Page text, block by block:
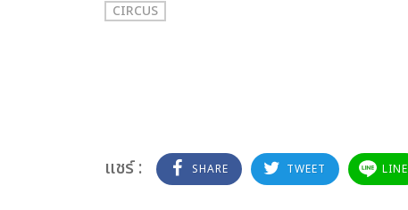
CIRCUS
แชร์ : SHARE TWEET LINE